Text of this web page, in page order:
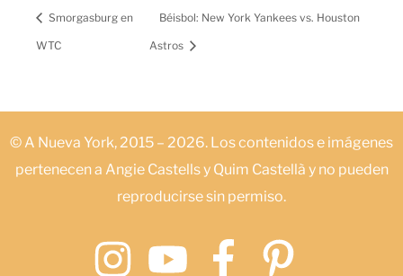
Smorgasburg en
WTC
Béisbol: New York Yankees vs. Houston
Astros
© A Nueva York, 2015 – 2026. Los contenidos e imágenes
pertenecen a Angie Castells y Quim Castellà y no pueden
reproducirse sin permiso.